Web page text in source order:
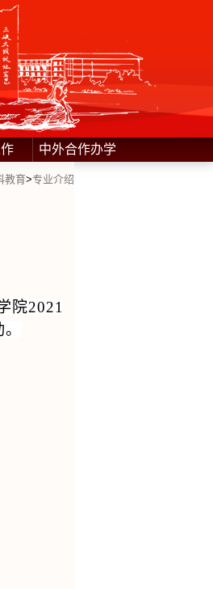
中外合作办学
教育>专业介绍
院2021